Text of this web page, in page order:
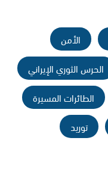
الأمن
الحرس الثوري الإيراني
الطائرات المسيرة
توريد